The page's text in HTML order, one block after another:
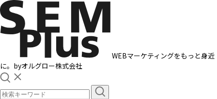
WEBマーケティングをもっと身近
に。 byオルグロー株式会社